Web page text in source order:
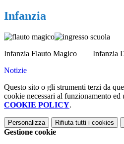
Infanzia
Infanzia Flauto Magico Infanzia
Notizie
Questo sito o gli strumenti terzi da
cookie necessari al funzionamento
COOKIE POLICY.
Personalizza Rifiuta tutti i cookies
Gestione cookie